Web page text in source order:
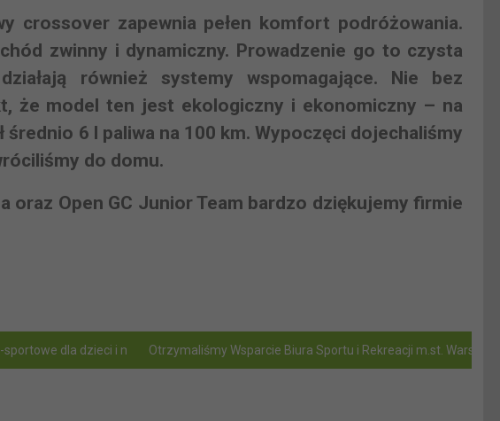
crossover zapewnia pełen komfort podróżowania.
zwinny i dynamiczny. Prowadzenie go to czysta
również systemy wspomagające. Nie bez
że model ten jest ekologiczny i ekonomiczny – na
średnio 6 l paliwa na 100 km. Wypoczęci dojechaliśmy
do domu.
oraz Open GC Junior Team bardzo dziękujemy firmie
dla dzieci i młodzieży z niepełnosprawnościami
Otrzymaliśmy Wsparcie Biura Sportu i Rekreacji m.st. Warszawy.